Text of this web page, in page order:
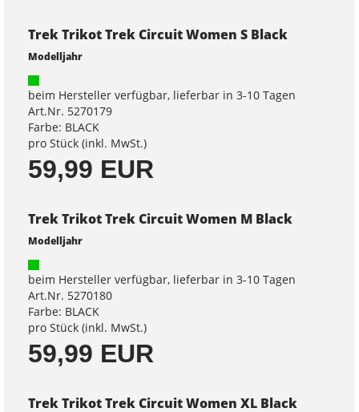
Trek Trikot Trek Circuit Women S Black
Modelljahr
beim Hersteller verfügbar, lieferbar in 3-10 Tagen
Art.Nr. 5270179
Farbe: BLACK
pro Stück (inkl. MwSt.)
59,99 EUR
Trek Trikot Trek Circuit Women M Black
Modelljahr
beim Hersteller verfügbar, lieferbar in 3-10 Tagen
Art.Nr. 5270180
Farbe: BLACK
pro Stück (inkl. MwSt.)
59,99 EUR
Trek Trikot Trek Circuit Women XL Black